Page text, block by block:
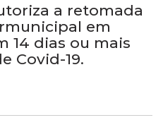
a retomada
em
14 dias ou mais
Covid-19.